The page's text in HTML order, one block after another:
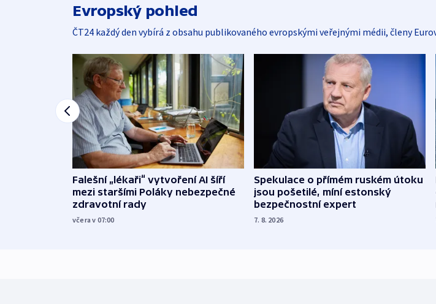
Evropský pohled
ČT24 každý den vybírá z obsahu publikovaného evropskými veřejnými médii, členy
Falešní „lékaři“ vytvoření AI šíří
mezi staršími Poláky nebezpečné
zdravotní rady
včera v 07:00
Spekulace o přímém ruském útoku
jsou pošetilé, míní estonský
bezpečnostní expert
7. 8. 2026